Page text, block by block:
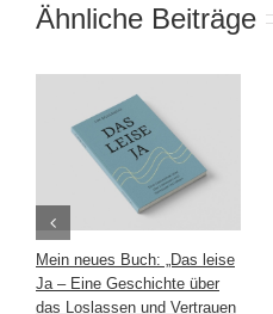
Ähnliche Beiträge
Mein neues Buch: „Das leise
Ja – Eine Geschichte über
das Loslassen und Vertrauen